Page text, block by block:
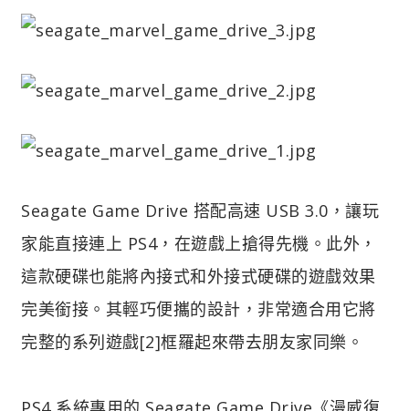
Seagate Game Drive 搭配高速 USB 3.0，讓玩
家能直接連上 PS4，在遊戲上搶得先機。此外，
這款硬碟也能將內接式和外接式硬碟的遊戲效果
完美銜接。其輕巧便攜的設計，非常適合用它將
完整的系列遊戲[2]框羅起來帶去朋友家同樂。